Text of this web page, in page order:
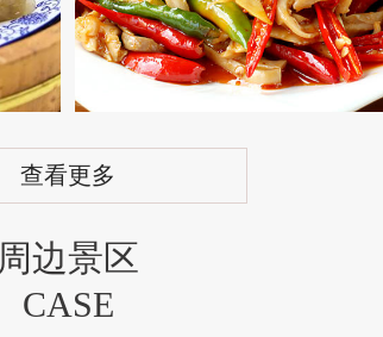
查看更多
周边景区
CASE